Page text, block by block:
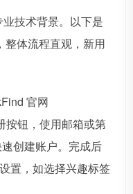
技术背景。以下是
整体流程直观，新用
官网
按钮，使用邮箱或第
创建账户。完成后
置，如选择兴趣标签